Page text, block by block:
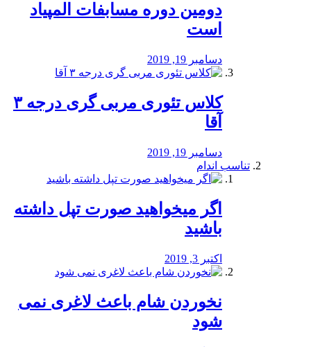
دومین دوره مسابفات المپیاد
است
دسامبر 19, 2019
کلاس تئوری مربی گری درجه ۳
آقا
دسامبر 19, 2019
تناسب اندام
اگر میخواهید صورت تپل داشته
باشید
اکتبر 3, 2019
نخوردن شام باعث لاغری نمی
‌شود